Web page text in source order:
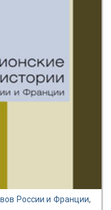
России и Франции,